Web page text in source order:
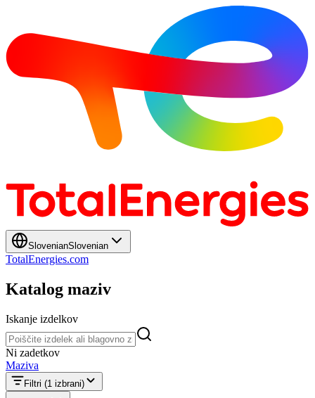
SlovenianSlovenian
TotalEnergies.com
Katalog maziv
Iskanje izdelkov
Iskanje izdelkov
Ni zadetkov
Maziva
Filtri (1 izbrani)